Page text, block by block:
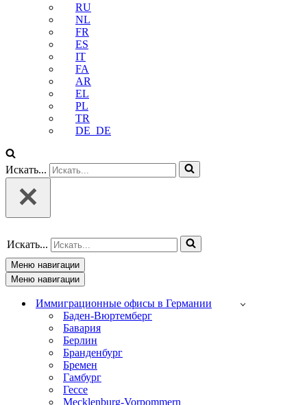
RU
NL
FR
ES
IT
FA
AR
EL
PL
TR
DE_DE
Искать...
Искать...
Меню навигации
Меню навигации
Иммиграционные офисы в Германии
Баден-Вюртемберг
Бавария
Берлин
Бранденбург
Бремен
Гамбург
Гессе
Mecklenburg-Vorpommern